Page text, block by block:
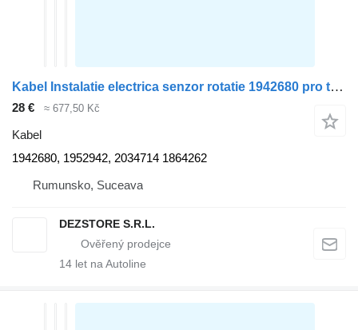
Kabel Instalatie electrica senzor rotatie 1942680 pro tahače DAF XF
28 € ≈ 677,50 Kč
Kabel
1942680, 1952942, 2034714 1864262
Rumunsko, Suceava
DEZSTORE S.R.L.
14 let na Autoline